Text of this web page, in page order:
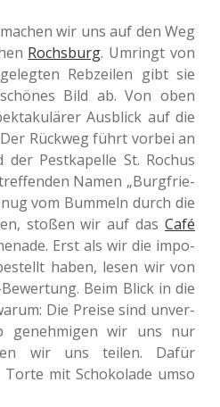
wir uns auf den Weg
Rochs­burg. Umringt von
Reb­zei­len gibt sie
Bild ab. Von oben
Aus­blick auf die
Rück­weg führt vorbei an
Pest­ka­pel­le St. Rochus
Namen „Burg­frie­
vom Bum­meln durch die
stoßen wir auf das Café
Erst als wir die impo­
haben, lesen wir von
Beim Blick in die
Die Preise sind unver­
geneh­mi­gen wir uns nur
wir uns teilen. Dafür
mit Scho­ko­la­de umso